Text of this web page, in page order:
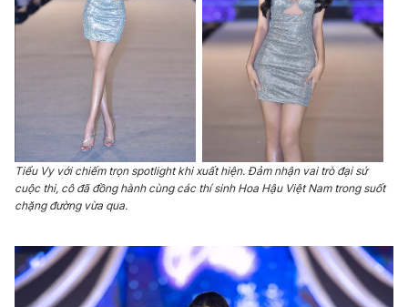
Liên hệ tòa soạn English
THỜI BÁO VTV
Theo dõi báo trên
Cơ quan chủ quản:Đài Truyền hình Việt Nam
Cơ quan báo chí:Thời báo VTV
Giấy phép hoạt động báo in và báo điện tử số 483/GP-BTTTT
Tiểu Vy với chiếm trọn spotlight khi xuất hiện. Đảm nhận vai trò đại sứ
cuộc thi, cô đã đồng hành cùng các thí sinh Hoa Hậu Việt Nam trong suốt
chặng đường vừa qua.